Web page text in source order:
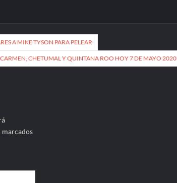
A MIKE TYSON PARA PELEAR
CHETUMAL Y QUINTANA ROO HOY 7 DE MAYO 2020
marcados